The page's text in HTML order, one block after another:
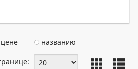
цене
названию